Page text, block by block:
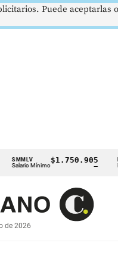
Mínimo
$1.750.905 BRENT
Petróleo
de 2026
Puede aceptarlas